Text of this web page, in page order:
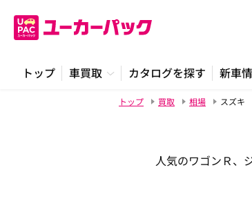
トップ 車買取 カタログを探す 新車
トップ 買取 相場 スズキ
人気のワゴンＲ、